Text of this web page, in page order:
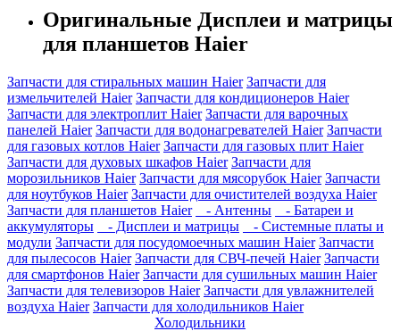
Оригинальные Дисплеи и матрицы
для планшетов Haier
Запчасти для стиральных машин Haier Запчасти для
измельчителей Haier Запчасти для кондиционеров Haier
Запчасти для электроплит Haier Запчасти для варочных
панелей Haier Запчасти для водонагревателей Haier Запчасти
для газовых котлов Haier Запчасти для газовых плит Haier
Запчасти для духовых шкафов Haier Запчасти для
морозильников Haier Запчасти для мясорубок Haier Запчасти
для ноутбуков Haier Запчасти для очистителей воздуха Haier
Запчасти для планшетов Haier
- Антенны
- Батареи и
аккумуляторы
- Дисплеи и матрицы
- Системные платы и
модули Запчасти для посудомоечных машин Haier Запчасти
для пылесосов Haier Запчасти для СВЧ-печей Haier Запчасти
для смартфонов Haier Запчасти для сушильных машин Haier
Запчасти для телевизоров Haier Запчасти для увлажнителей
воздуха Haier Запчасти для холодильников Haier
Холодильники